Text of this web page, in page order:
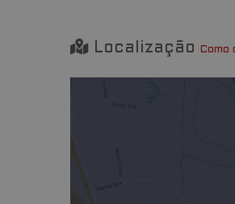
Localização Como